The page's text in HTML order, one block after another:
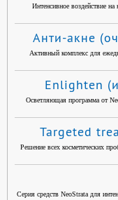
Интенсивное воздействие
Анти-акне
Активный комплекс для
Enlighten
Осветляющая программа от
Targeted
Решение всех косметических
Серия средств NeoStrata для